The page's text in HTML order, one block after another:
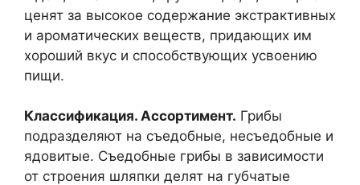
ценят за высокое содержание экстрактивных
и ароматических веществ, придающих им
хороший вкус и способствующих усвоению
пищи.
Классификация. Ассортимент. Грибы
подразделяют на съедобные, несъедобные и
ядовитые. Съедобные грибы в зависимости
от строения шляпки делят на губчатые